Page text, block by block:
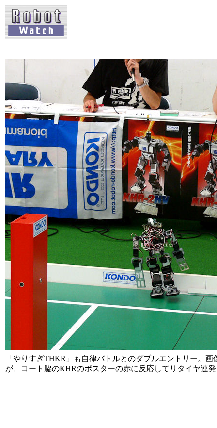
「やりすぎTHKR」も自律バトルとのダブルエントリー。
が、コート脇のKHRのポスターの赤に反応してリタイヤ連